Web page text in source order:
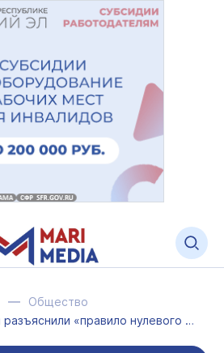
Общество
Жителям Марий Эл разъяснили «правило нулевого дохода» при оформлении детских пос...